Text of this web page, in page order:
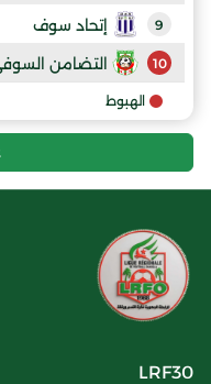
9 إتحاد سوف
10 التضامن
الهبوط
LRF30